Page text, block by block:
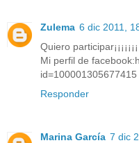
Zulema 6 dic 2011,
Quiero
Mi perfil de
id=100001305677415
Responder
Marina García 7 dic